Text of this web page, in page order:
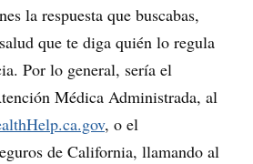
la respuesta que buscabas,
que te diga quién lo regula
Por lo general, sería el
Médica Administrada, al
, o el
de California, llamando al